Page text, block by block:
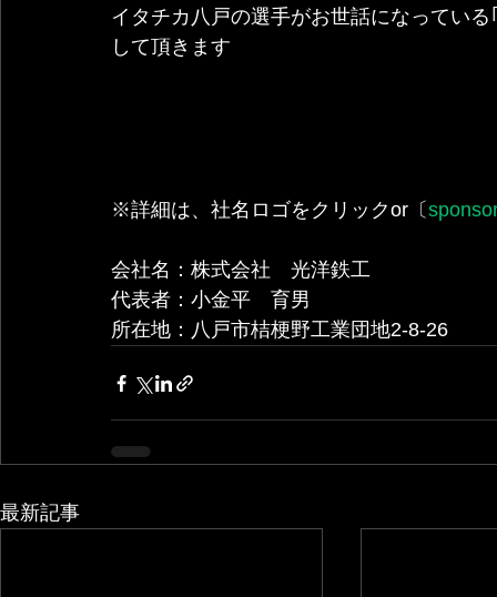
イタチカ八戸の選手がお世話になってい
して頂きます
※詳細は、社名ロゴをクリックor〔
会社名：株式会社　光洋鉄工
代表者：小金平　育男
所在地：八戸市桔梗野工業団地2-8-26
最新記事